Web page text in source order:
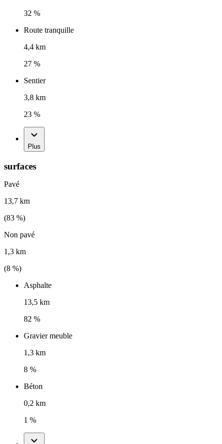
32 %
Route tranquille
4,4 km
27 %
Sentier
3,8 km
23 %
Plus
surfaces
Pavé
13,7 km
(83 %)
Non pavé
1,3 km
(8 %)
Asphalte
13,5 km
82 %
Gravier meuble
1,3 km
8 %
Béton
0,2 km
1 %